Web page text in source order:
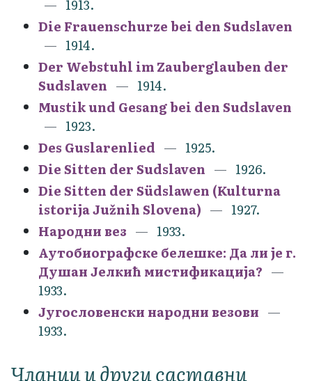
1913.
Die Frauenschurze bei den Sudslaven
1914.
Der Webstuhl im Zauberglauben der
Sudslaven
1914.
Mustik und Gesang bei den Sudslaven
1923.
Des Guslarenlied
1925.
Die Sitten der Sudslaven
1926.
Die Sitten der Südslawen (Kulturna
istorija Južnih Slovena)
1927.
Народни вез
1933.
Аутобиографске белешке: Да ли је г.
Душан Јелкић мистификација?
1933.
Југословенски народни везови
1933.
Чланци и други саставни